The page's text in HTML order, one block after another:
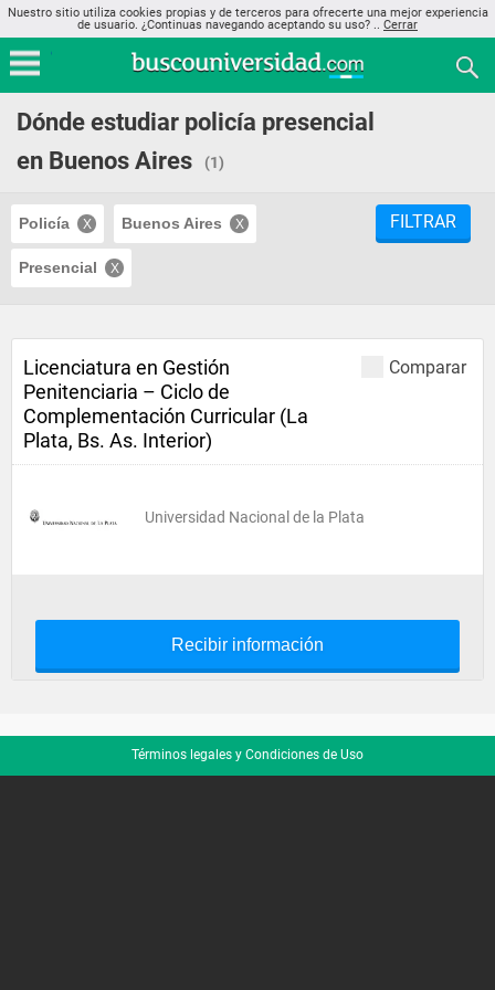
Nuestro sitio utiliza cookies propias y de terceros para ofrecerte una mejor experiencia
de usuario. ¿Continuas navegando aceptando su uso? .. Cerrar
Dónde estudiar policía presencial
en Buenos Aires
(1)
Policía Buenos Aires
Presencial
FILTRAR
Comparar
Licenciatura en Gestión
Penitenciaria – Ciclo de
Complementación Curricular (La
Plata, Bs. As. Interior)
Universidad Nacional de la Plata
Recibir información
Términos legales y Condiciones de Uso